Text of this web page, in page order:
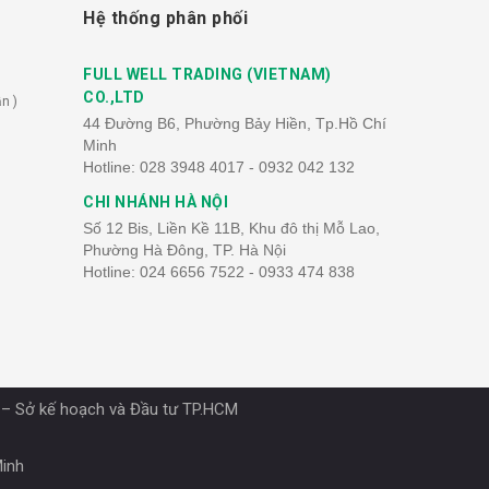
)
Hệ thống phân phối
FULL WELL TRADING (VIETNAM)
CO.,LTD
44 Đường B6, Phường Bảy Hiền, Tp.Hồ Chí
Minh
Hotline: 028 3948 4017 - 0932 042 132
CHI NHÁNH HÀ NỘI
Số 12 Bis, Liền Kề 11B, Khu đô thị Mỗ Lao,
Phường Hà Đông, TP. Hà Nội
Hotline: 024 6656 7522 - 0933 474 838
Sở kế hoạch và Đầu tư TP.HCM